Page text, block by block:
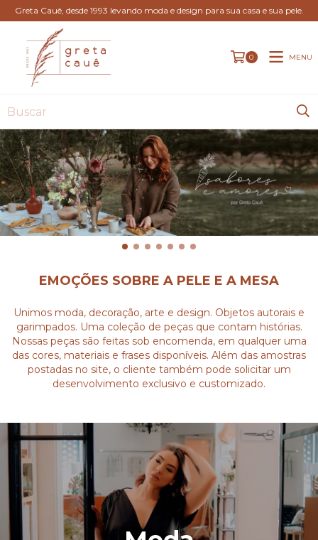
Greta Cauê, desde 1993 levando moda e design para sua casa e sua pele.
0 MENU
EMOÇÕES SOBRE A PELE E A MESA
Unimos moda, decoração, arte e design. Objetos autorais e
garimpados. Uma coleção de peças que contam histórias.
Nossas peças são feitas sob encomenda, em qualquer uma
das cores, materiais e frases disponíveis. Além das amostras
postadas no site, o cliente também pode solicitar um
desenvolvimento exclusivo e customizado.